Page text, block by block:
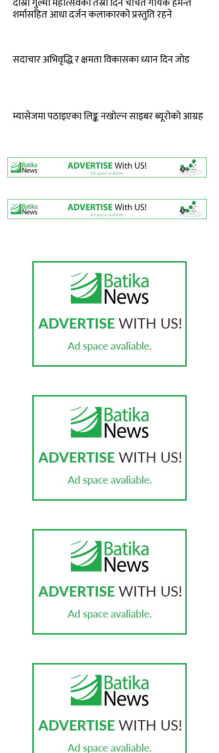
शर्मासहित आधा दर्जन कलाकारको प्रस्तुति रहने
सदाचार अभिवृद्धि र क्षमता विकासका ध्यान दिन जोड
म्यासेजमा पठाइएका लिङ्क नखोल्न साइबर ब्यूरोको आग्रह